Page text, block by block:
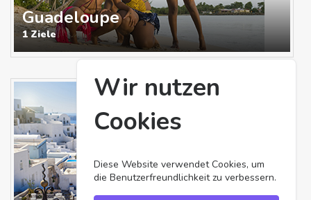
Guadeloupe
1 Ziele
Wir nutzen
Cookies
Diese Website verwendet Cookies, um
die Benutzerfreundlichkeit zu verbessern.